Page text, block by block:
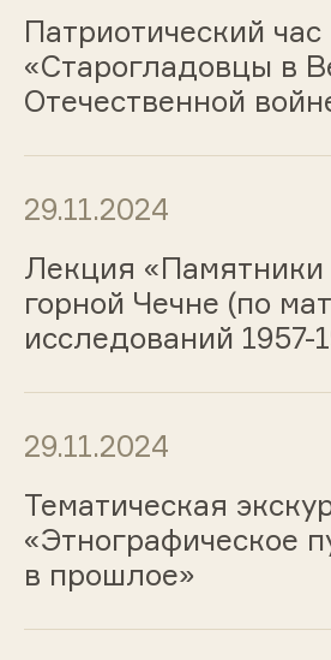
Патриотический час
«Старогладовцы в
Отечественной
29.11.2024
Лекция «Памятники
горной Чечне (по
исследований 1957-
29.11.2024
Тематическая
«Этнографическое
в прошлое»